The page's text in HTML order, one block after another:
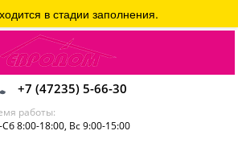
+7 (47235) 5-66-30
работы:
8:00-18:00, Вс 9:00-15:00
в стадии заполнения.